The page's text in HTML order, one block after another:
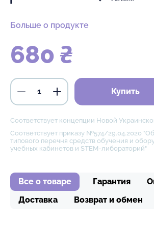
Больше о продукте
680 ₴
Купить
Соответствует концепции Новой
Соответствует приказу №574/29.04.2020
типового перечня средств обучения и
учебных кабинетов и STEM-либораторий"
Все о товаре Гарантия
Доставка
Возврат и обмен